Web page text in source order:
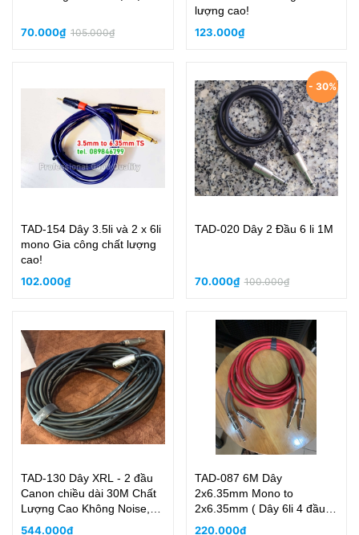
70.000₫ 105.000₫
lượng cao!
123.000₫
TAD-154 Dây 3.5li và 2 x 6li
mono Gia công chất lượng
cao!
102.000₫
- 30%
TAD-020 Dây 2 Đầu 6 li 1M
70.000₫100.000₫
TAD-130 Dây XRL - 2 đầu
Canon chiều dài 30M Chất
Lượng Cao Không Noise,
có lớp bạc chóng nhiễu
544.000₫
TAD-087 6M Dây
2x6.35mm Mono to
2x6.35mm ( Dây 6li 4 đầu
mono)
220.000₫